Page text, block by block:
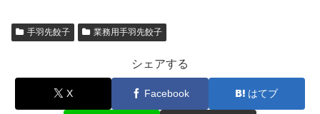
手羽先餃子 業務用手羽先餃子
シェアする
X Facebook はてブ